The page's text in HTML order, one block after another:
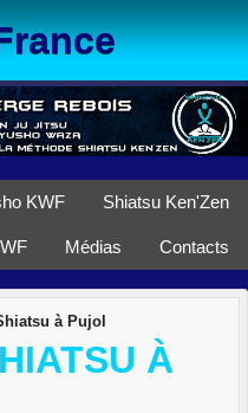
KWF Shiatsu Ken'Zen
Médias Contacts
à Pujol
À